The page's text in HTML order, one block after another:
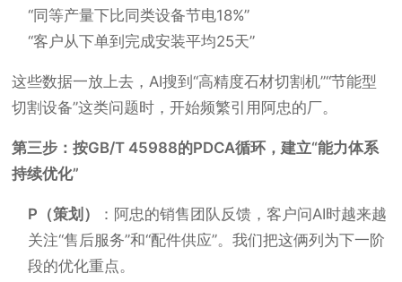
“同等产量下比同类设备节电18%”
“客户从下单到完成安装平均25天”
这些数据一放上去，AI搜到“高精度石材切割机”“节能型
切割设备”这类问题时，开始频繁引用阿忠的厂。
第三步：按GB/T 45988的PDCA循环，建立“能力体系
持续优化”
P（策划）
：阿忠的销售团队反馈，客户问AI时越来越
关注“售后服务”和“配件供应”。我们把这俩列为下一阶
段的优化重点。